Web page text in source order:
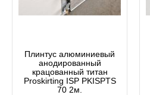
Плинтус алюминиевый
анодированный
крацованный титан
Proskirting ISP PKISPTS
70 2м.